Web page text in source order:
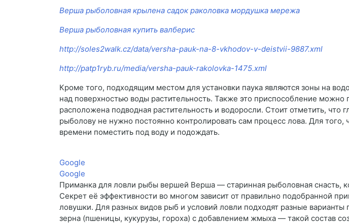
Верша рыболовная крылена садок раколовка мордушка мережа
Верша рыболовная купить валберис
http://soles2walk.cz/data/versha-pauk-na-8-vkhodov-v-deistvii-9887.xml
http://patp1ryb.ru/media/versha-pauk-rakolovka-1475.xml
Кроме того, подходящим местом для установки паука являются зоны на
над поверхностью воды растительность. Также это приспособление
расположена подводная растительность и водоросли. Стоит отметить,
рыболову не нужно постоянно контролировать сам процесс лова. Для
времени поместить под воду и подождать.
Google
Google
Приманка для ловли рыбы вершей Верша — старинная рыболовная снасть,
Секрет её эффективности во многом зависит от правильно подобранной
ловушки. Для разных видов рыб и условий ловли подходят разные
зерна (пшеницы, кукурузы, гороха) с добавлением жмыха — такой состав